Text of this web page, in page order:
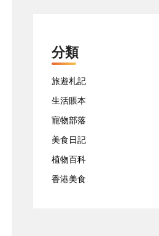
分類
旅遊札記
生活賬本
寵物部落
美食日記
植物百科
香港美食